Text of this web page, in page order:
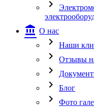
chevron_right
account_balance О нас
chevron_right Наши
chevron_right Отзывы
chevron_right
chevron_right Блог
chevron_right Фото